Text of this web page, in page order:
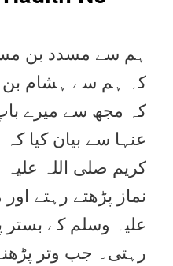
ہم سے مسدد بن
کہ ہم سے ہشام بن
کہ مجھ سے میرے
عنہا سے بیان کیا
کریم صلی اللہ
نماز پڑھتے رہتے
علیہ وسلم کے
رہتی۔ جب وتر